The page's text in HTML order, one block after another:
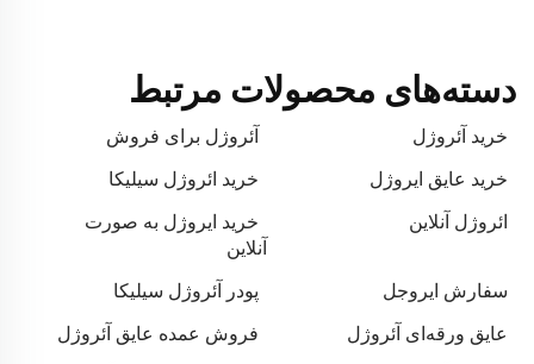
دسته‌های محصولات مرتبط
خرید آئروژل
آئروژل برای فروش
خرید عایق ایروژل
خرید ائروژل سیلیکا
ائروژل آنلاین
خرید ایروژل به صورت
آنلاین
سفارش ایروجل
پودر آئروژل سیلیکا
عایق ورقه‌ای آئروژل
فروش عمده عایق آئروژل